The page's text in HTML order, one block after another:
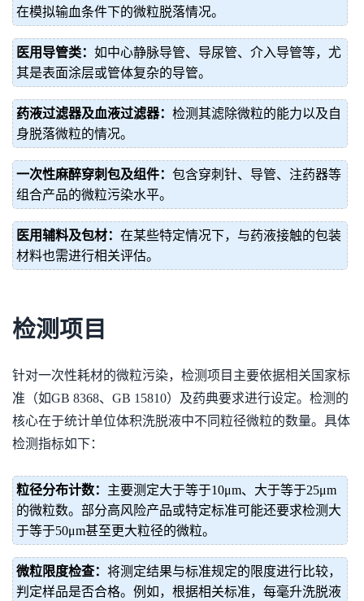
在模拟输血条件下的微粒脱落情况。
医用导管类： 如中心静脉导管、导尿管、介入导管等，尤
其是表面涂层或管体复杂的导管。
药液过滤器及血液过滤器： 检测其滤除微粒的能力以及自
身脱落微粒的情况。
一次性麻醉穿刺包及组件： 包含穿刺针、导管、注药器等
组合产品的微粒污染水平。
医用辅料及包材： 在某些特定情况下，与药液接触的包装
材料也需进行相关评估。
检测项目
针对一次性耗材的微粒污染，检测项目主要依据相关国家标
准（如GB 8368、GB 15810）及药典要求进行设定。检测的
核心在于统计单位体积洗脱液中不同粒径微粒的数量。具体
检测指标如下：
粒径分布计数： 主要测定大于等于10μm、大于等于25μm
的微粒数。部分高风险产品或特定标准可能还要求检测大
于等于50μm甚至更大粒径的微粒。
微粒限度检查： 将测定结果与标准规定的限度进行比较，
判定样品是否合格。例如，根据相关标准，每毫升洗脱液